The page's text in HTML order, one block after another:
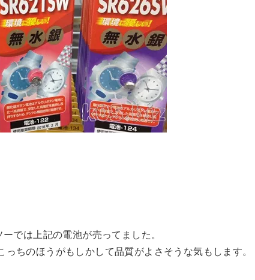
では上記の電池が売ってました。
ちのほうがもしかして品質がよさそうな気もします。